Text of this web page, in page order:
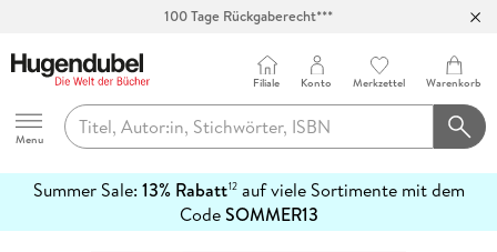
100 Tage Rückgaberecht***
Hugendubel
Menu
Filiale Konto Merkzettel Warenkorb
Summer Sale: 13% Rabatt12auf viele Sortimente mit dem
CodeSOMMER13
erfahren